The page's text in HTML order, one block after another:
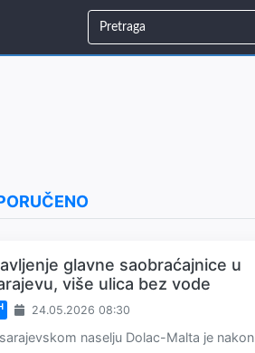
glavne saobraćajnice u
više ulica bez vode
24.05.2026 08:30
naselju Dolac-Malta je nakon